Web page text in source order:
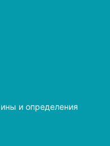
и определения